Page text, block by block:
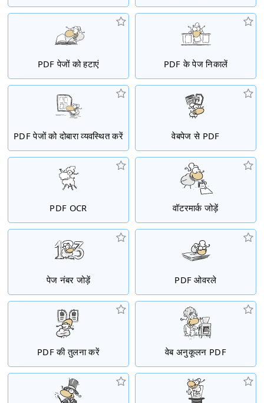
PDF पेजों को हटाएं PDF के पेज निकालें
PDF पेजों को दोबारा व्यवस्थित करें वेबपेज से PDF
PDF OCR वॉटरमार्क जोड़ें
पेज नंबर जोड़ें PDF ओवरले
PDF की तुलना करें वेब अनुकूलन PDF